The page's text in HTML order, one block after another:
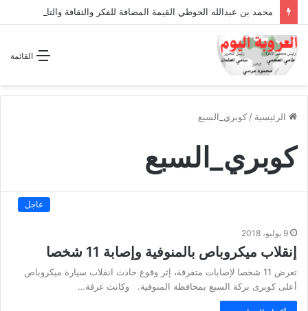
محمد بن عبدالله الحوطي القيمة المضافة للفكر والثقافة والتاريخ !
القائمة
الرئيسية / كوبري_السبع
كوبري_السبع
عاجل
9 يوليو، 2018
إنقلاب ميكروباص بالمنوفية وإصابة 11 شخصا
تعرض 11 شخصا لإصابات متفرقة، إثر وقوع حادث انقلاب سيارة ميكروباص
أعلى كوبرى بركة السبع بمحافظة المنوفية. وكانت غرفة…